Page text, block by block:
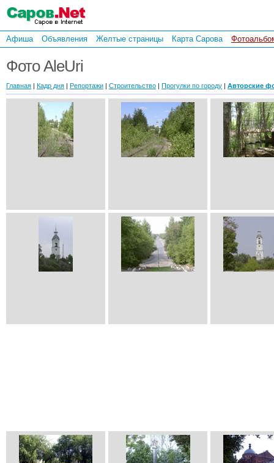
Афиша Объявления Желтые страницы Карта Сарова
Фото AleUri
Главная | Кадр дня | Репортажи | Строительство | Прогулки по городу | Авторские